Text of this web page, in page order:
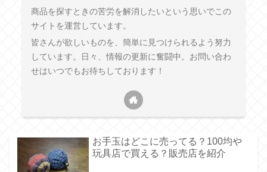
商品を探すときの苦労を解消したいという思いでこの
サイトを運営しています。
皆さんが欲しいものを、簡単に見つけられるよう努力
しています。日々、情報の更新に奮闘中。お問い合わ
せはいつでもお待ちしております！
お手玉はどこに売ってる？100均や
玩具店で買える？販売店を紹介